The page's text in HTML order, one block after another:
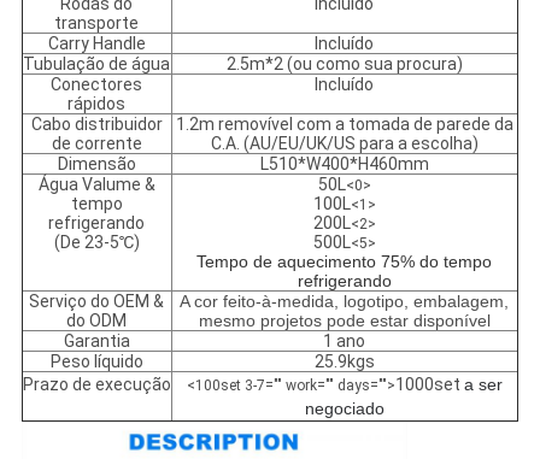
Rodas do
transporte
Incluído
Carry Handle
Incluído
Tubulação de água
2.5m*2 (ou como sua procura)
Conectores
rápidos
Incluído
Cabo distribuidor
de corrente
1.2m removível com a tomada de parede da
C.A. (AU/EU/UK/US para a escolha)
Dimensão
L510*W400*H460mm
Água Valume &
tempo
refrigerando
(De 23-5℃)
50L<0>
100L<1>
200L<2>
500L<5>
Tempo de aquecimento 75% do tempo
refrigerando
Serviço do OEM &
do ODM
A cor feito-à-medida, logotipo, embalagem,
mesmo projetos pode estar disponível
Garantia
1 ano
Peso líquido
25.9kgs
Prazo de execução
<100set 3-7="" work="" days="">1000set a ser
negociado